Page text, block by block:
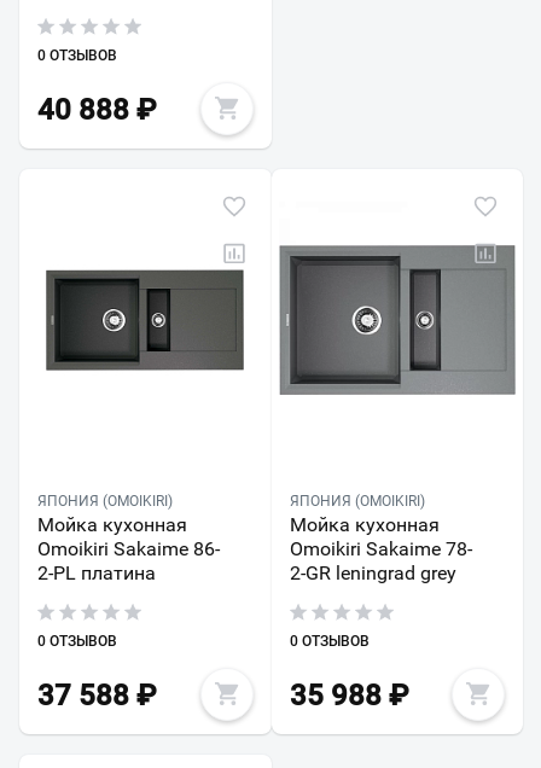
0 ОТЗЫВОВ
40 888 ₽
ЯПОНИЯ (OMOIKIRI)
Мойка кухонная
Omoikiri Sakaime 86-
2-PL платина
0 ОТЗЫВОВ
37 588 ₽
ЯПОНИЯ (OMOIKIRI)
Мойка кухонная
Omoikiri Sakaime 78-
2-GR leningrad grey
0 ОТЗЫВОВ
35 988₽